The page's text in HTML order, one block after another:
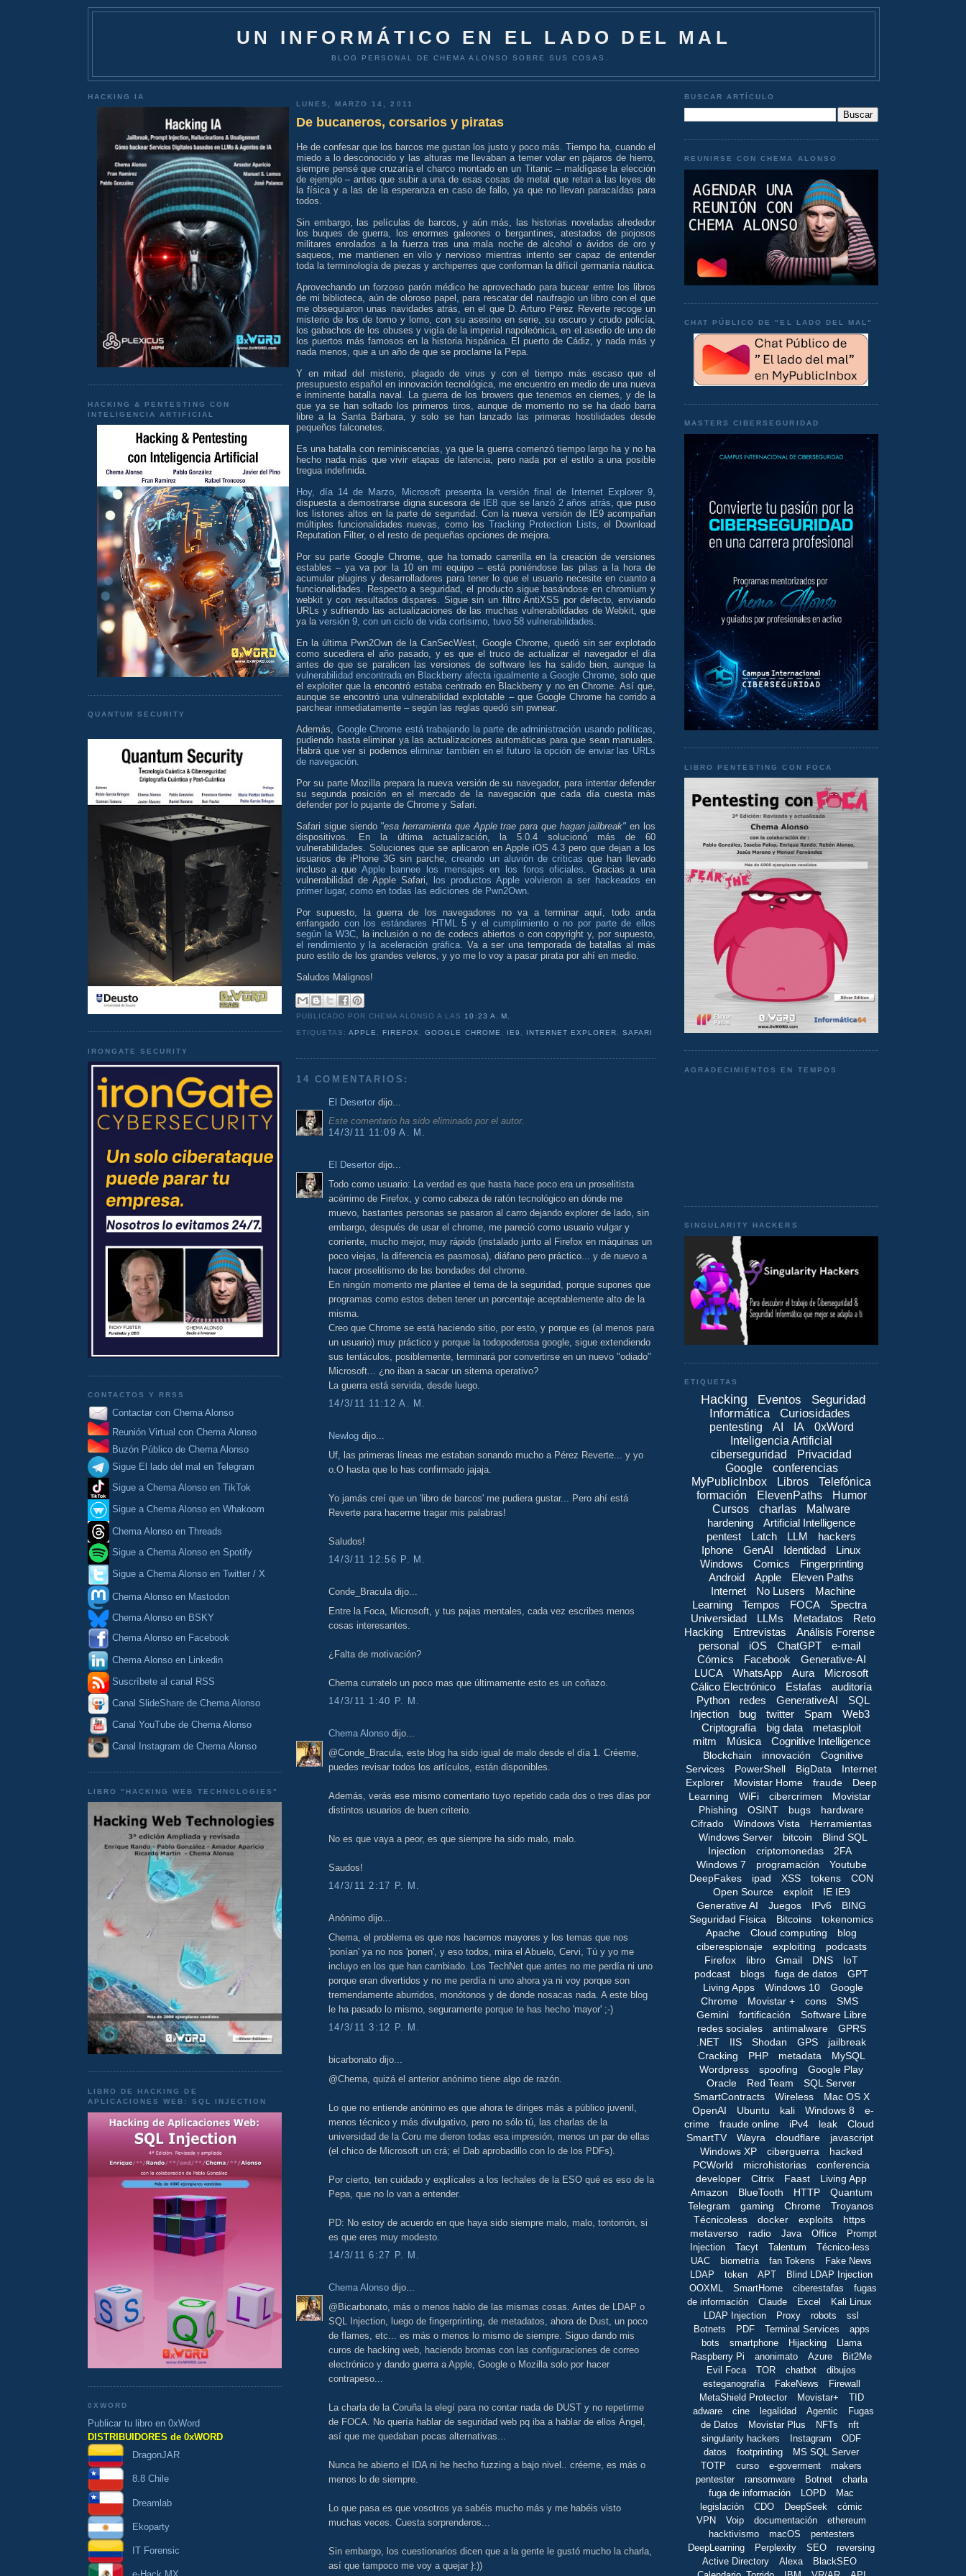
UN INFORMÁTICO EN EL LADO DEL MAL
BLOG PERSONAL DE CHEMA ALONSO SOBRE SUS COSAS.
HACKING IA
HACKING & PENTESTING CON
INTELIGENCIA ARTIFICIAL
QUANTUM SECURITY
IRONGATE SECURITY
CONTACTOS Y RRSS
Contactar con Chema Alonso
Reunión Virtual con Chema Alonso
Buzón Público de Chema Alonso
Sigue El lado del mal en Telegram
Sigue a Chema Alonso en TikTok
Sigue a Chema Alonso en Whakoom
Chema Alonso en Threads
Sigue a Chema Alonso en Spotify
Sigue a Chema Alonso en Twitter / X
Chema Alonso en Mastodon
Chema Alonso en BSKY
Chema Alonso en Facebook
Chema Alonso en Linkedin
Suscríbete al canal RSS
Canal SlideShare de Chema Alonso
Canal YouTube de Chema Alonso
Canal Instagram de Chema Alonso
LIBRO "HACKING WEB TECHNOLOGIES"
LIBRO DE HACKING DE
APLICACIONES WEB: SQL INJECTION
0XWORD
Publicar tu libro en 0xWord
DISTRIBUIDORES de 0xWORD
DragonJAR
8.8 Chile
Dreamlab
Ekoparty
IT Forensic
LUNES, MARZO 14, 2011
De bucaneros, corsarios y piratas
He de confesar que los barcos me gustan los justo y poco más. Tiempo ha, cuando el
miedo a lo desconocido y las alturas me llevaban a temer volar en pájaros de hierro,
siempre pensé que cruzaría el charco montado en un Titanic – maldígase la elección
de ejemplo – antes que subir a una de esas cosas de metal que retan a las leyes de
la física y a las de la esperanza en caso de fallo, ya que no llevan paracaídas para
todos.
Sin embargo, las películas de barcos, y aún más, las historias noveladas alrededor
los buques de guerra, los enormes galeones o bergantines, atestados de piojosos
militares enrolados a la fuerza tras una mala noche de alcohol o ávidos de oro y
saqueos, me mantienen en vilo y nervioso mientras intento ser capaz de entender
toda la terminología de piezas y archiperres que conforman la difícil germanía náutica.
Aprovechando un forzoso parón médico he aprovechado para bucear entre los libros
de mi biblioteca, aún de oloroso papel, para rescatar del naufragio un libro con el que
me obsequiaron unas navidades atrás, en el que D. Arturo Pérez Reverte recoge un
misterio de los de tomo y lomo, con su asesino en serie, su oscuro y crudo policía,
los gabachos de los obuses y vigía de la imperial napoleónica, en el asedio de uno de
los puertos más famosos en la historia hispánica. El puerto de Cádiz, y nada más y
nada menos, que a un año de que se proclame la Pepa.
Y en mitad del misterio, plagado de virus y con el tiempo más escaso que el
presupuesto español en innovación tecnológica, me encuentro en medio de una nueva
e inminente batalla naval. La guerra de los browers que tenemos en ciernes, y de la
que ya se han soltado los primeros tiros, aunque de momento no se ha dado barra
libre a la Santa Bárbara, y solo se han lanzado las primeras hostilidades desde
pequeños falconetes.
Es una batalla con reminiscencias, ya que la guerra comenzó tiempo largo ha y no ha
hecho nada más que vivir etapas de latencia, pero nada por el estilo a una posible
tregua indefinida.
Hoy, día 14 de Marzo, Microsoft presenta la versión final de Internet Explorer 9
dispuesta a demostrarse digna sucesora de
IE8 que se lanzó 2 años atrás , que puso
los listones altos en la parte de seguridad. Con la nueva versión de IE9 acompañan
múltiples funcionalidades nuevas, como losTracking Protection Lists , el Download
Reputation Filter, o el resto de pequeñas opciones de mejora.
Por su parte Google Chrome, que ha tomado carrerilla en la creación de versiones
estables – ya va por la 10 en mi equipo – está poniéndose las pilas a la hora de
acumular plugins y desarrolladores para tener lo que el usuario necesite en cuanto a
funcionalidades. Respecto a seguridad, el producto sigue basándose en chromium y
webkit y con resultados dispares. Sigue sin un filtro AntiXSS por defecto, enviando
URLs y sufriendo las actualizaciones de las muchas vulnerabilidades de Webkit, que
ya la versión 9, con un ciclo de vida cortisimo, tuvo 58 vulnerabilidades
En la última Pwn2Own de la CanSecWest, Google Chrome, quedó sin ser explotado
como sucediera el año pasado, y es que el truco de actualizar el navegador el día
antes de que se paralicen las versiones de software les ha salido bien, aunque la
vulnerabilidad encontrada en Blackberry afecta igualmente a Google Chrome , solo que
el exploiter que la encontró estaba centrado en Blackberry y no en Chrome. Así que,
aunque se encontró una vulnerabilidad explotable – que Google Chrome ha corrido a
parchear inmediatamente – según las reglas quedó sin pwnear.
Además, Google Chrome está trabajando la parte de administración usando políticas
pudiendo hasta eliminar ya las actualizaciones automáticas para que sean manuales.
Habrá que ver si podemoseliminar también en el futuro la opción de enviar las URLs
de navegación
Por su parte Mozilla prepara la nueva versión de su navegador, para intentar defender
su segunda posición en el mercado de la navegación que cada día cuesta más
defender por lo pujante de Chrome y Safari.
Safari sigue siendo "esa herramienta que Apple trae para que hagan jailbreak" en los
dispositivos. En la última actualización, la 5.0.4 solucionó más de 60
vulnerabilidades. Soluciones que se aplicaron en Apple iOS 4.3 pero que dejan a los
usuarios de iPhone 3G sin parche,creando un aluvión de críticas que han llevado
incluso a que Apple bannee los mensajes en los foros oficiales . Gracias a una
vulnerabilidad de Apple Safari,
los productos Apple volvieron a ser hackeados en
primer lugar, como en todas las ediciones de Pwn2Own
Por supuesto, la guerra de los navegadores no va a terminar aquí, todo anda
enfangado con los estándares HTML 5 y el cumplimiento o no por parte de ellos
según la W3C, la inclusión o no de codecs abiertos o con copyright y, por supuesto,
el rendimiento y la aceleración gráfica. Va a ser una temporada de batallas al más
puro estilo de los grandes veleros, y yo me lo voy a pasar pirata por ahí en medio.
Saludos Malignos!
PUBLICADO POR CHEMA ALONSOA LAS 10:23 A. M.
ETIQUETAS:APPLE, FIREFOX ,GOOGLE CHROME, IE9 , INTERNET EXPLORER, SAFARI
14 COMENTARIOS:
El Desertor dijo...
Este comentario ha sido eliminado por el autor.
14/3/11 11:09 A. M.
El Desertor dijo...
Todo como usuario: La verdad es que hasta hace poco era un proselitista
acérrimo de Firefox, y como cabeza de ratón tecnológico en dónde me
muevo, bastantes personas se pasaron al carro dejando explorer de lado, sin
embargo, después de usar el chrome, me pareció como usuario vulgar y
corriente, mucho mejor, muy rápido (instalado junto al Firefox en máquinas un
poco viejas, la diferencia es pasmosa), diáfano pero práctico... y de nuevo a
hacer proselitismo de las bondades del chrome.
En ningún momento me plantee el tema de la seguridad, porque supones que
programas como estos deben tener un porcentaje aceptablemente alto de la
misma.
Creo que Chrome se está haciendo sitio, por esto, y porque es (al menos para
un usuario) muy práctico y porque la todopoderosa google, sigue extendiendo
sus tentáculos, posiblemente, terminará por convertirse en un nuevo "odiado"
Microsoft... ¿no iban a sacar un sitema operativo?
La guerra está servida, desde luego.
14/3/11 11:12 A. M.
Newlog dijo...
Uf, las primeras líneas me estaban sonando mucho a Pérez Reverte... y yo
o.O hasta que lo has confirmado jajaja.
Yo jamás creí que un 'libro de barcos' me pudiera gustar... Pero ahí está
Reverte para hacerme tragar mis palabras!
Saludos!
14/3/11 12:56 P. M.
Conde_Bracula dijo...
Entre la Foca, Microsoft, y tus pajas mentales, cada vez escribes menos
cosas interesantes.
¿Falta de motivación?
Chema curratelo un poco mas que últimamente esto es un coñazo.
14/3/11 1:40 P. M.
Chema Alonso dijo...
@Conde_Bracula, este blog ha sido igual de malo desde el día 1. Créeme,
puedes revisar todos los artículos, están disponibles.
Además, verás ese mismo comentario tuyo repetido cada dos o tres días por
distintos usuarios de buen criterio.
No es que vaya a peor, es que siempre ha sido malo, malo.
Saudos!
14/3/11 2:17 P. M.
Anónimo dijo...
Chema, el problema es que nos hacemos mayores y los temas que nos
'ponían' ya no nos 'ponen', y eso todos, mira el Abuelo, Cervi, Tú y yo me
incluyo en los que han cambiado. Los TechNet que antes no me perdía ni uno
porque eran divertidos y no me perdía ni uno ahora ya ni voy porque son
tremendamente aburridos, monótonos y de donde nosacas nada. A este blog
le ha pasado lo mismo, seguramente porque te has hecho 'mayor' ;-)
14/3/11 3:12 P. M.
bicarbonato dijo...
@Chema, quizá el anterior anónimo tiene algo de razón.
Lo que no entiende anónimo es que ahora te diriges más a público juvenil,
menos técnico y más divulgativo, pero no sólo tú, las charlas de la
universidad de la Coru me dieron todas esa impresión, menos un par de ellas
(el chico de Microsoft un crá; el Dab aprobadillo con lo de los PDFs).
Por cierto, ten cuidado y explícales a los lechales de la ESO qué es eso de la
Pepa, que no lo van a entender.
PD: No estoy de acuerdo en que haya sido siempre malo, malo, tontorrón, si
es que eres muy modesto.
14/3/11 6:27 P. M.
Chema Alonso dijo...
@Bicarbonato, más o menos hablo de las mismas cosas. Antes de LDAP o
SQL Injection, luego de fingerprinting, de metadatos, ahora de Dust, un poco
de flames, etc... es más o menos lo mismo de siempre. Siguo dando mis
curos de hacking web, haciendo bromas con las configuraciones de correo
electrónico y dando guerra a Apple, Google o Mozilla solo por hacer
contrapeso...
La charla de la Coruña la elegí para no contar nada de DUST y no repetirme
de FOCA. No quería hablar de seguridad web pq iba a hablar de ellos Ángel,
así que me quedaban pocas alternativas...
Nunca he abierto el IDA ni he hecho fuzzing a bajo nivel.. créeme, es más o
menos lo de siempre.
Lo que pasa es que vosotros ya sabéis mucho más y me habéis visto
muchas veces. Cuesta sorprenderos...
Sin embargo, los cuestionarios dicen que a la gente le gustó mucho la charla,
así que tampoco me voy a quejar }:))
BUSCAR ARTÍCULO
REUNIRSE CON CHEMA ALONSO
CHAT PÚBLICO DE "EL LADO DEL MAL"
MASTERS CIBERSEGURIDAD
LIBRO PENTESTING CON FOCA
AGRADECIMIENTOS EN TEMPOS
SINGULARITY HACKERS
ETIQUETAS
Hacking Eventos
Seguridad
Informática
Curiosidades
pentesting AI IA
0xWord
Inteligencia Artificial
ciberseguridad
Privacidad
Google
conferencias
MyPublicInbox
Libros
Telefónica
formación
ElevenPaths
Humor
Cursos
charlas
Malware
hardening
Artificial Intelligence
pentest
Latch LLM
hackers
Iphone
GenAI Identidad
Linux
Windows
Comics
Fingerprinting
Android
Apple
Eleven Paths
Internet
No Lusers
Machine
Learning
Tempos FOCA
Spectra
Universidad
LLMs Metadatos
Reto
Hacking
Entrevistas
Análisis Forense
personal
iOS ChatGPT
e-mail
Cómics
Facebook
Generative-AI
LUCA
WhatsApp Aura
Microsoft
Cálico Electrónico
Estafas
auditoría
Python
redes GenerativeAI
SQL
Injection
bug twitter Spam
Web3
Criptografía
big data
metasploit
mitm
Música Cognitive Intelligence
Blockchain innovación
Cognitive
Services
PowerShell BigData
Internet
Explorer
Movistar Home fraude
Deep
Learning
WiFi cibercrimen
Movistar
Phishing
OSINT bugs
hardware
Cifrado
Windows Vista
Herramientas
Windows Server
bitcoin
Blind SQL
Injection
criptomonedas
2FA
Windows 7
programación
Youtube
DeepFakes
ipad XSS tokens
CON
Open Source
exploit
IE IE9
Generative AI
Juegos IPv6
BING
Seguridad Física
Bitcoins
tokenomics
Apache
Cloud computing
blog
ciberespionaje
exploiting
podcasts
Firefox
libro Gmail DNS
IoT
podcast
blogs fuga de datos
GPT
Living Apps
Windows 10
Google
Chrome
Movistar + cons
SMS
Gemini
fortificación
Software Libre
redes sociales
antimalware
GPRS
.NET
IIS Shodan GPS
jailbreak
Cracking
PHP metadata
MySQL
Wordpress
spoofing
Google Play
Oracle
Red Team
SQL Server
SmartContracts
Wireless
Mac OS X
OpenAI
Ubuntu kali Windows 8
e-
crime
fraude online iPv4 leak
Cloud
SmartTV
Wayra cloudflare
javascript
Windows XP
ciberguerra
hacked
PCWorld
microhistorias
conferencia
developer
Citrix Faast
Living App
Amazon
BlueTooth HTTP
Quantum
Telegram
gaming Chrome
Troyanos
Técnicoless
docker exploits
https
metaverso
radio Java Office
Prompt
Injection
Tacyt Talentum
Técnico-less
UAC
biometría fan Tokens
Fake News
LDAP
token APT
Blind LDAP Injection
OOXML
SmartHome ciberestafas
fugas
de información
Claude Excel
Kali Linux
LDAP Injection
Proxy robots
ssl
Botnets
PDF Terminal Services
apps
bots
smartphone Hijacking
Llama
Raspberry Pi
anonimato Azure
Bit2Me
Evil Foca
TOR chatbot
dibujos
esteganografía
FakeNews
Firewall
MetaShield Protector
Movistar+
TID
adware
cine legalidad Agentic
Fugas
de Datos
Movistar Plus NFTs
nft
singularity hackers
Instagram
ODF
datos
footprinting
MS SQL Server
TOTP
curso e-goverment
makers
pentester
ransomware Botnet
charla
fuga de información
LOPD
Mac
legislación
CDO DeepSeek
cómic
VPN
Voip documentación
ethereum
hacktivismo
macOS
pentesters
DeepLearning
Perplexity SEO
reversing
Active Directory
Alexa
BlackSEO